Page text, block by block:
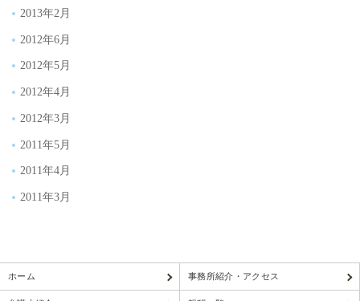
2013年2月
2012年6月
2012年5月
2012年4月
2012年3月
2011年5月
2011年4月
2011年3月
ホーム 事務所紹介・アクセス